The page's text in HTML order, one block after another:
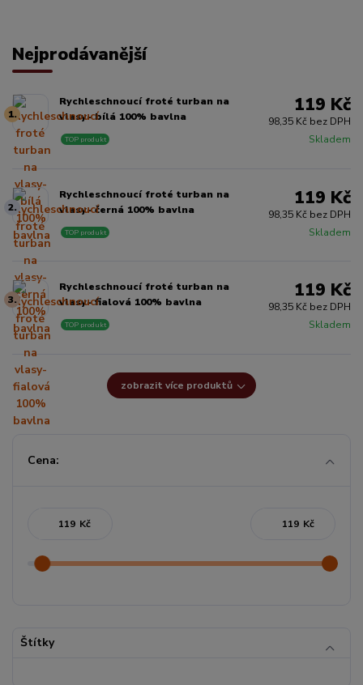
Nejprodávanější
1.
Rychleschnoucí froté turban na
vlasy- bílá 100% bavlna
Skladem
TOP produkt
119 Kč
98,35 Kč bez DPH
2.
Rychleschnoucí froté turban na
vlasy- černá 100% bavlna
Skladem
TOP produkt
119 Kč
98,35 Kč bez DPH
3.
Rychleschnoucí froté turban na
vlasy- fialová 100% bavlna
Skladem
TOP produkt
119 Kč
98,35 Kč bez DPH
zobrazit více produktů
Cena:
Kč Kč
Štítky